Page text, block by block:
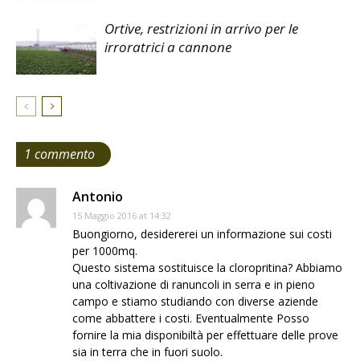
Ortive, restrizioni in arrivo per le
irroratrici a cannone
1 commento
Antonio
15 Maggio 2016 at 14:32
Buongiorno, desidererei un informazione sui costi
per 1000mq.
Questo sistema sostituisce la cloropritina? Abbiamo
una coltivazione di ranuncoli in serra e in pieno
campo e stiamo studiando con diverse aziende
come abbattere i costi. Eventualmente Posso
fornire la mia disponibiltà per effettuare delle prove
sia in terra che in fuori suolo.